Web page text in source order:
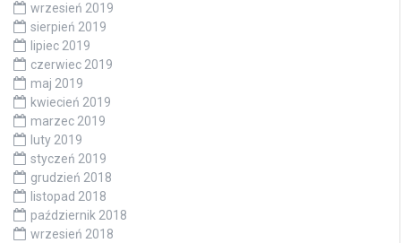
wrzesień 2019
sierpień 2019
lipiec 2019
czerwiec 2019
maj 2019
kwiecień 2019
marzec 2019
luty 2019
styczeń 2019
grudzień 2018
listopad 2018
październik 2018
wrzesień 2018